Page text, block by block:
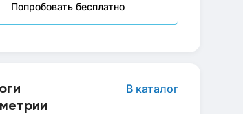
Попробовать бесплатно
В каталог